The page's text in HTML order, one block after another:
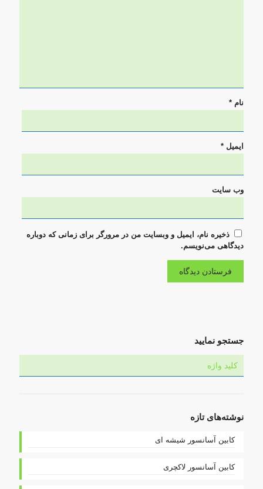
نام *
ایمیل *
وب‌ سایت
ذخیره نام، ایمیل و وبسایت من در مرورگر برای زمانی که دوباره
دیدگاهی می‌نویسم.
جستجو نمایید
نوشته‌های تازه
کابین آسانسور شیشه ای
کابین آسانسور لاکچری